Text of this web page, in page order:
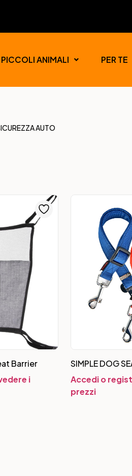
PICCOLI ANIMALI PER TE
AUTO
Barrier
i
SIMPLE DOG
Accedi o
prezzi